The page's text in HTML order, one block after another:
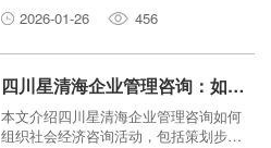
方法论及实际应用，助力企业在复杂经
2026-01-26 456
四川星清海企业管理咨询：如何组织社会经济咨询活动？
本文介绍四川星清海企业管理咨询如何
组织社会经济咨询活动，包括策划步